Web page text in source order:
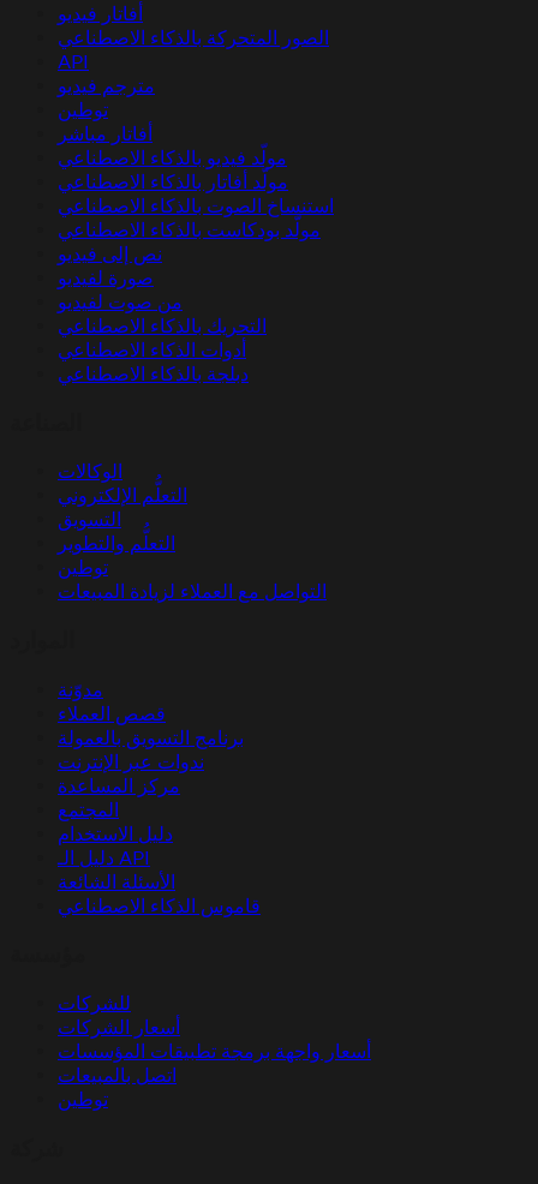
أفاتار فيديو
الصور المتحركة بالذكاء الاصطناعي
API
مترجم فيديو
توطين
أفاتار مباشر
مولّد فيديو بالذكاء الاصطناعي
مولّد أفاتار بالذكاء الاصطناعي
استنساخ الصوت بالذكاء الاصطناعي
مولّد بودكاست بالذكاء الاصطناعي
نص إلى فيديو
صورة لفيديو
من صوت لفيديو
التحريك بالذكاء الاصطناعي
أدوات الذكاء الاصطناعي
دبلجة بالذكاء الاصطناعي
الوكالات
التعلُّم الإلكتروني
التسويق
التعلُّم والتطوير
توطين
التواصل مع العملاء لزيادة المبيعات
مدوّنة
قصص العملاء
برنامج التسويق بالعمولة
ندوات عبر الإنترنت
مركز المساعدة
المجتمع
دليل الاستخدام
دليل الـ API
الأسئلة الشائعة
قاموس الذكاء الاصطناعي
للشركات
أسعار الشركات
أسعار واجهة برمجة تطبيقات المؤسسات
اتصل بالمبيعات
توطين